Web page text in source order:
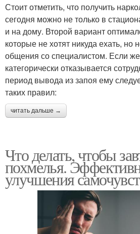
Стоит отметить, что получить
сегодня можно не только в
и на дому. Второй вариант
которые не хотят никуда ехать, но
общения со специалистом. Если
категорически отказывается
период вывода из запоя ему
таких правил:
читать дальше →
Что делать, чтобы
похмелья.
улучшения